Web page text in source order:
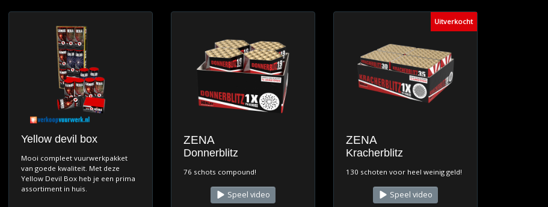
Yellow devil box
Mooi compleet vuurwerkpakket
van goede kwaliteit. Met deze
Yellow Devil Box heb je een prima
assortiment in huis.
ZENA
Donnerblitz
76 schots compound!
Speel video
Uitverkocht
ZENA
Kracherblitz
130 schoten voor heel weinig geld!
Speel video